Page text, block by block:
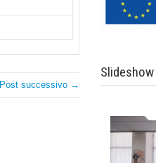
Post successivo →
Slideshow